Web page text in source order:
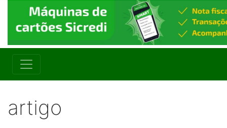
artigo